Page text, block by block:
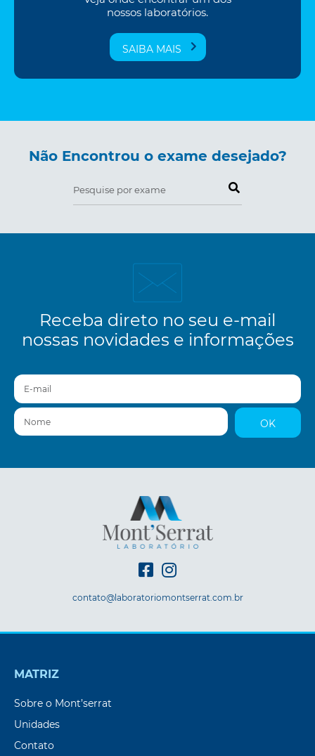
nossos laboratórios.
SAIBA MAIS
Não Encontrou o exame desejado?
Pesquise por exame
Receba direto no seu e-mail
nossas novidades e informações
E-mail
Nome
OK
contato@laboratoriomontserrat.com.br
MATRIZ
Sobre o Mont’serrat
Unidades
Contato